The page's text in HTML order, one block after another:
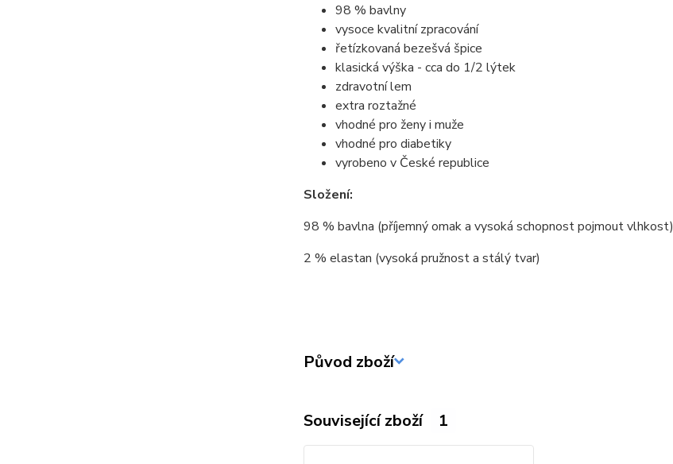
98 % bavlny
vysoce kvalitní zpracování
řetízkovaná bezešvá špice
klasická výška - cca do 1/2 lýtek
zdravotní lem
extra roztažné
vhodné pro ženy i muže
vhodné pro diabetiky
vyrobeno v České republice
Složení:
98 % bavlna (příjemný omak a vysoká schopnost pojmout vlhkost)
2 % elastan (vysoká pružnost a stálý tvar)
Původ zboží
Související zboží 1